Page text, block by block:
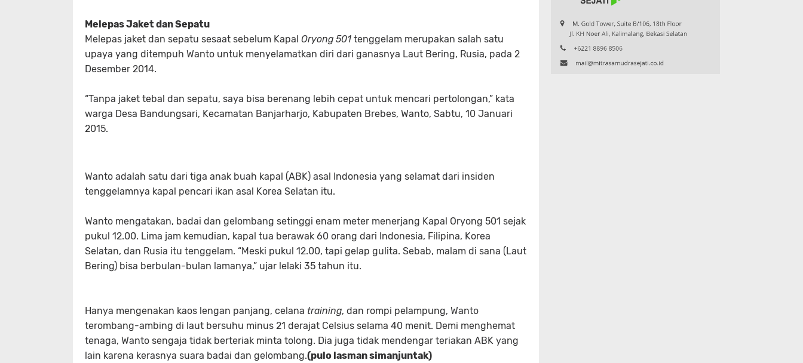
Melepas Jaket dan Sepatu
Melepas jaket dan sepatu sesaat sebelum Kapal Oryong 501 tenggelam merupakan salah satu
upaya yang ditempuh Wanto untuk menyelamatkan diri dari ganasnya Laut Bering, Rusia, pada 2
Desember 2014.
“Tanpa jaket tebal dan sepatu, saya bisa berenang lebih cepat untuk mencari pertolongan,” kata
warga Desa Bandungsari, Kecamatan Banjarharjo, Kabupaten Brebes, Wanto, Sabtu, 10 Januari
2015.
Wanto adalah satu dari tiga anak buah kapal (ABK) asal Indonesia yang selamat dari insiden
tenggelamnya kapal pencari ikan asal Korea Selatan itu.
Wanto mengatakan, badai dan gelombang setinggi enam meter menerjang Kapal Oryong 501 sejak
pukul 12.00. Lima jam kemudian, kapal tua berawak 60 orang dari Indonesia, Filipina, Korea
Selatan, dan Rusia itu tenggelam. “Meski pukul 12.00, tapi gelap gulita. Sebab, malam di sana (Laut
Bering) bisa berbulan-bulan lamanya,” ujar lelaki 35 tahun itu.
Hanya mengenakan kaos lengan panjang, celana training, dan rompi pelampung, Wanto
terombang-ambing di laut bersuhu minus 21 derajat Celsius selama 40 menit. Demi menghemat
tenaga, Wanto sengaja tidak berteriak minta tolong. Dia juga tidak mendengar teriakan ABK yang
lain karena kerasnya suara badai dan gelombang.(pulo lasman simanjuntak)